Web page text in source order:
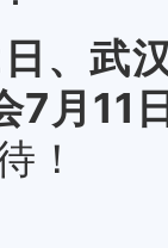
、武
7月11
！